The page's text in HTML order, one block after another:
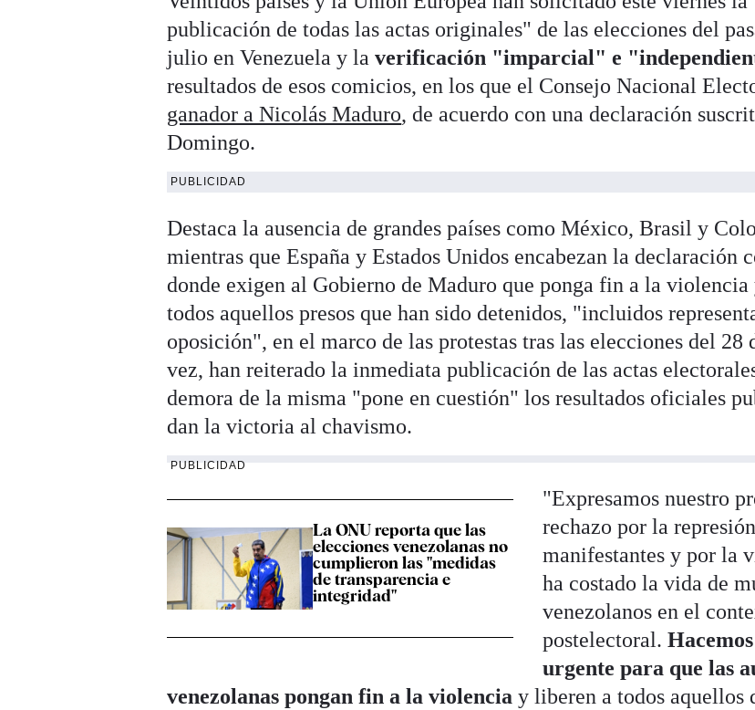
publicación de todas las actas originales" de las elecciones del
julio en Venezuela y la verificación "imparcial" e
resultados de esos comicios, en los que el Consejo Nacional
ganador a Nicolás Maduro, de acuerdo con una declaración
Domingo.
PUBLICIDAD
Destaca la ausencia de grandes países como México, Brasil y
mientras que España y Estados Unidos encabezan la declaración
donde exigen al Gobierno de Maduro que ponga fin a la violencia
todos aquellos presos que han sido detenidos, "incluidos
oposición", en el marco de las protestas tras las elecciones del 28
vez, han reiterado la inmediata publicación de las actas
demora de la misma "pone en cuestión" los resultados oficiales
dan la victoria al chavismo.
PUBLICIDAD
La ONU reporta que las
elecciones venezolanas no
cumplieron las "medidas
de transparencia e
integridad"
"Expresamos nuestro
rechazo por la
manifestantes y por la
ha costado la vida de
venezolanos en el
postelectoral.
urgente para que las
venezolanas pongan fin a la violencia y liberen a todos aquellos